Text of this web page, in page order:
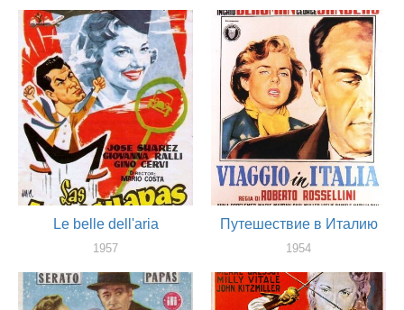
актер
Le belle dell'aria
1957
Путешествие в Италию
1954